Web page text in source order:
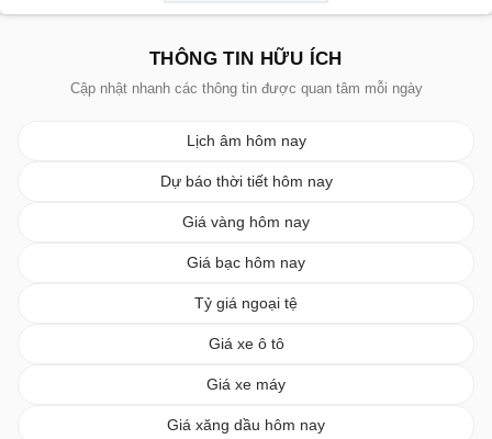
THÔNG TIN HỮU ÍCH
Cập nhật nhanh các thông tin được quan tâm mỗi ngày
Lịch âm hôm nay
Dự báo thời tiết hôm nay
Giá vàng hôm nay
Giá bạc hôm nay
Tỷ giá ngoại tệ
Giá xe ô tô
Giá xe máy
Giá xăng dầu hôm nay